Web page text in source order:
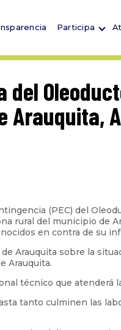
Participa
Arauquita,
(PEC) del
rural del municipio de
en contra de su
Arauquita sobre la
Arauquita.
técnico que atenderá
tanto culminen las